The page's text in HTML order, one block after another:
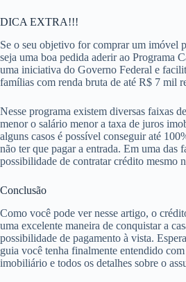
DICA EXTRA!!!
Se o seu objetivo for comprar um imóvel
seja uma boa pedida aderir ao Programa
uma iniciativa do Governo Federal e
famílias com renda bruta de até R$ 7 mil
Nesse programa existem diversas faixas
menor o salário menor a taxa de juros
alguns casos é possível conseguir até
não ter que pagar a entrada. Em uma das
possibilidade de contratar crédito mesmo
Conclusão
Como você pode ver nesse artigo, o
uma excelente maneira de conquistar a
possibilidade de pagamento à vista.
guia você tenha finalmente entendido
imobiliário e todos os detalhes sobre o